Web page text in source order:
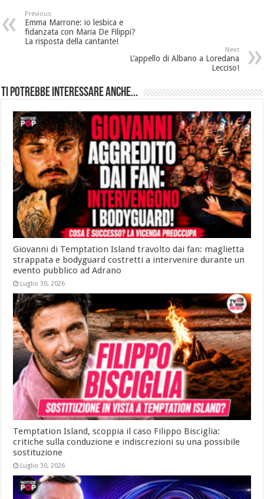
Previous
Emma Marrone: io lesbica e
fidanzata con Maria De Filippi?
La risposta della cantante!
Next
L’appello di Albano a Loredana
Lecciso!
Ti potrebbe interessare anche...
Giovanni di Temptation Island travolto dai fan: maglietta
strappata e bodyguard costretti a intervenire durante un
evento pubblico ad Adrano
Luglio 30, 2026
Temptation Island, scoppia il caso Filippo Bisciglia:
critiche sulla conduzione e indiscrezioni su una possibile
sostituzione
Luglio 30, 2026